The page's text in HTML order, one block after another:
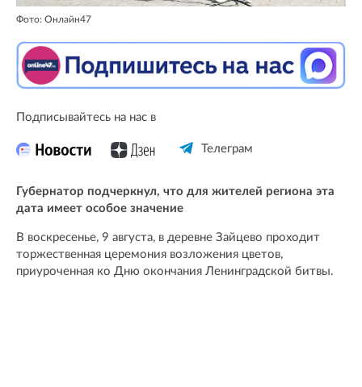
Фото: Онлайн47
Подписывайтесь на нас в
Телеграм
Губернатор подчеркнул, что для жителей региона эта
дата имеет особое значение
В воскресенье, 9 августа, в деревне Зайцево проходит
торжественная церемония возложения цветов,
приуроченная ко Дню окончания Ленинградской битвы.